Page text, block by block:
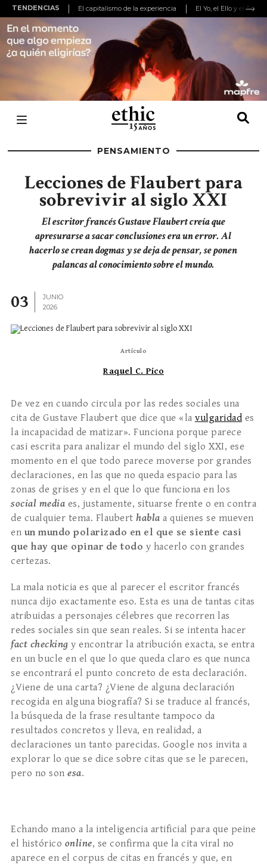
TENDENCIAS El capitalismo de la experiencia El Yo, el Ello y el
PENSAMIENTO
Lecciones de Flaubert para
sobrevivir al siglo XXI
El escritor francés Gustave Flaubert creía que
apresurarse a sacar conclusiones era un error. Al
hacerlo se crean dogmas y se deja de pensar, se ponen
palancas al conocimiento sobre el mundo.
03
JUNIO
2026
Artículo
Raquel C. Pico
De vez en cuando circula por las redes sociales una
cita de Gustave Flaubert que dice que «la vulgaridad es
la incapacidad de matizar». Funciona porque parece
casi escrita para analizar el mundo del siglo XXI, ese
momento en el que todo parece moverse por grandes
declaraciones, en las que no queda espacio para las
zonas de grises y en el que lo que funciona en los
social media es, justamente, situarse frente o en contra
de cualquier tema. Flaubert habla a quienes se mueven
en un mundo polarizado en el que se siente casi
que hay que opinar de todo y hacerlo con grandes
certezas.
La mala noticia es que al parecer el escritor francés
nunca dijo exactamente eso. Esta es una de tantas citas
atribuidas a personajes célebres que recorren las
redes sociales sin que sean reales. Si se intenta hacer
fact checking y encontrar la atribución exacta, se entra
en un bucle en el que lo que queda claro es que nunca
se encontrará el punto concreto de esta declaración.
¿Viene de una carta? ¿Viene de alguna declaración
recogida en alguna biografía? Si se traduce al francés,
la búsqueda de la frase resultante tampoco da
resultados concretos y lleva, en realidad, a
declaraciones un tanto parecidas. Google nos invita a
explorar lo que se dice sobre citas que se le parecen,
pero no son esa.
Echando mano a la inteligencia artificial para que peine
el histórico online, se confirma que la cita viral no
aparece en el corpus de citas en francés y que, en